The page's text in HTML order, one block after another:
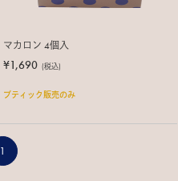
マカロン 4個入
¥1,690 (税込)
ブティック販売のみ
1